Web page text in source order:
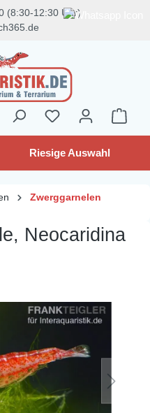
(8:30-12:30 Uhr)
Riesige Auswahl
Zwerggarnelen
Neocaridina